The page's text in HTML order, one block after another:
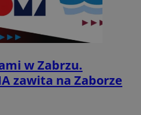
w Zabrzu.
zawita na Zaborze